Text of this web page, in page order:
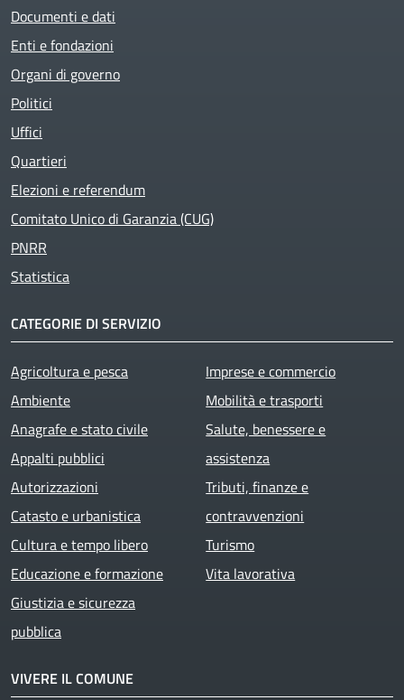
Documenti e dati
Enti e fondazioni
Organi di governo
Politici
Uffici
Quartieri
Elezioni e referendum
Comitato Unico di Garanzia (CUG)
PNRR
Statistica
CATEGORIE DI SERVIZIO
Agricoltura e pesca
Ambiente
Anagrafe e stato civile
Appalti pubblici
Autorizzazioni
Catasto e urbanistica
Cultura e tempo libero
Educazione e formazione
Giustizia e sicurezza
pubblica
Imprese e commercio
Mobilità e trasporti
Salute, benessere e
assistenza
Tributi, finanze e
contravvenzioni
Turismo
Vita lavorativa
VIVERE IL COMUNE